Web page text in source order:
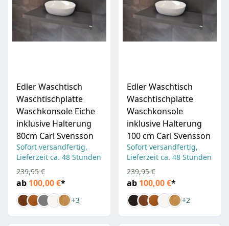
Edler Waschtisch
Waschtischplatte
Waschkonsole Eiche
inklusive Halterung
80cm Carl Svensson
Sofort versandfertig,
Lieferzeit ca. 48 Stunden
ab 100,00 €*
239,95 €
+3
Edler Waschtisch
Waschtischplatte
Waschkonsole
inklusive Halterung
100 cm Carl Svensson
Sofort versandfertig,
Lieferzeit ca. 48 Stunden
ab 100,00 €*
239,95 €
+2